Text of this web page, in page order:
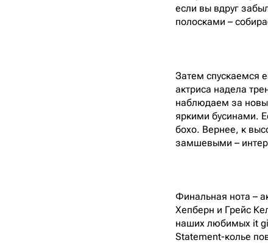
если вы вдруг
полосками –
Затем спускаемся
актриса надела
наблюдаем за
яркими бусинами.
бохо. Вернее, к
замшевыми –
Финальная нота –
Хепберн и Грейс
наших любимых it
Statement-колье